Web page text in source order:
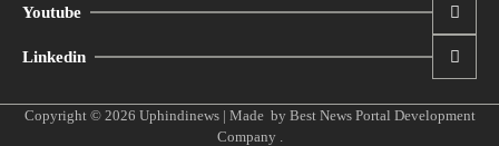
Youtube
Linkedin
Copyright © 2026 Uphindinews| Made by Best News Portal Development
Company.